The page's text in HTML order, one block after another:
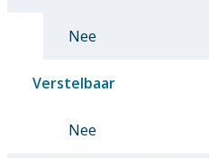
Nee
Verstelbaar
Nee